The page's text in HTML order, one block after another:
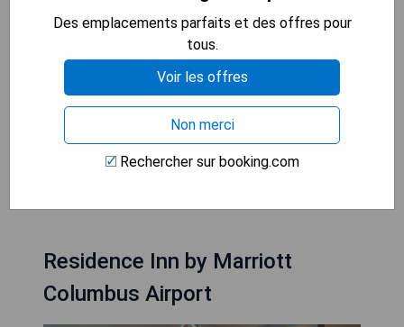
- Proche des attractions locales
- Ambiance moderne et conviviale
- Accès gratuit au Wi-Fi
- Salle de sport bien équipée
- Terrasse agréable pour se détendre
Residence Inn by Marriott
Columbus Airport
Des emplacements parfaits et des offres pour
tous.
Voir les offres
Non merci
Rechercher sur booking.com